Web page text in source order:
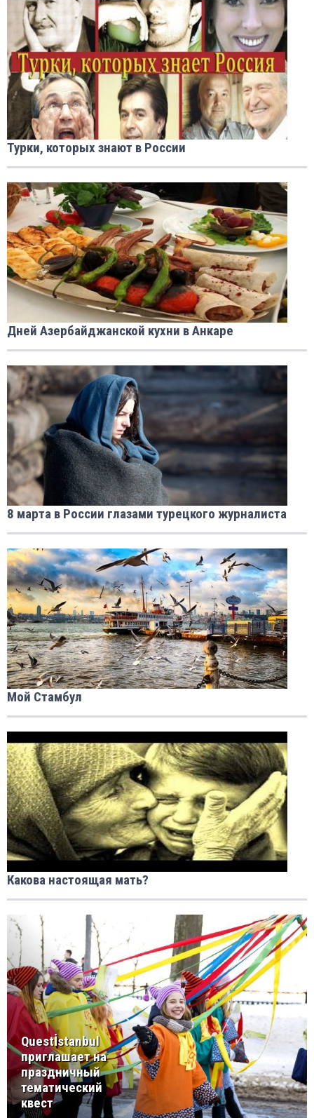
Турки, которых знают в России
Дней Азербайджанской кухни в Анкаре
8 марта в России глазами турецкого журналиста
Мой Стамбул
Какова настоящая мать?
Questİstanbul
приглашает на
праздничный
тематический
квест